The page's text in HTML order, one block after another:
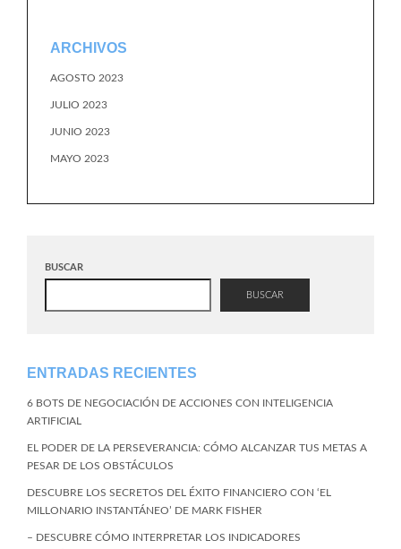
ARCHIVOS
AGOSTO 2023
JULIO 2023
JUNIO 2023
MAYO 2023
BUSCAR
BUSCAR
ENTRADAS RECIENTES
6 BOTS DE NEGOCIACIÓN DE ACCIONES CON INTELIGENCIA
ARTIFICIAL
EL PODER DE LA PERSEVERANCIA: CÓMO ALCANZAR TUS METAS A
PESAR DE LOS OBSTÁCULOS
DESCUBRE LOS SECRETOS DEL ÉXITO FINANCIERO CON ‘EL
MILLONARIO INSTANTÁNEO’ DE MARK FISHER
– DESCUBRE CÓMO INTERPRETAR LOS INDICADORES